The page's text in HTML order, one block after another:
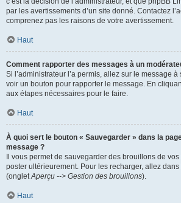
par les avertissements d’un site donné. Contactez
comprenez pas les raisons de votre avertissement.
Haut
Comment rapporter des messages à un
Si l’administrateur l’a permis, allez sur le message
voir un bouton pour rapporter le message. En
aux étapes nécessaires pour le faire.
Haut
À quoi sert le bouton « Sauvegarder » dans la
message ?
Il vous permet de sauvegarder des brouillons de
poster ultérieurement. Pour les recharger, allez
(ongletAperçu --> Gestion des brouillons).
Haut